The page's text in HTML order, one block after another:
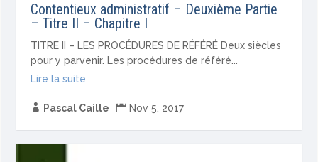
Contentieux administratif – Deuxième Partie
– Titre II – Chapitre I
TITRE II – LES PROCÉDURES DE RÉFÉRÉ Deux siècles
pour y parvenir. Les procédures de référé...
Lire la suite
 Pascal Caille  Nov 5, 2017